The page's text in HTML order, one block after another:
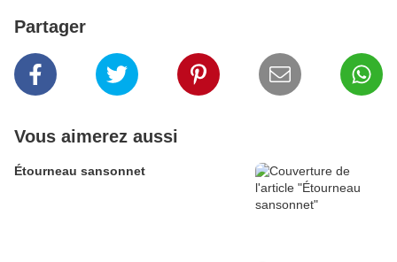
Partager
Vous aimerez aussi
Étourneau sansonnet